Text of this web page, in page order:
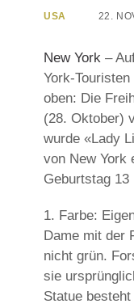
USA 22.
New York –
York-
oben: Die
(28. Oktober)
wurde «Lady
von New York
Geburtstag
1. Farbe:
Dame mit der
nicht grün.
sie
Statue